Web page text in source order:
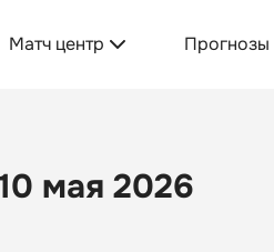
Матч центр Прогнозы
мая 2026